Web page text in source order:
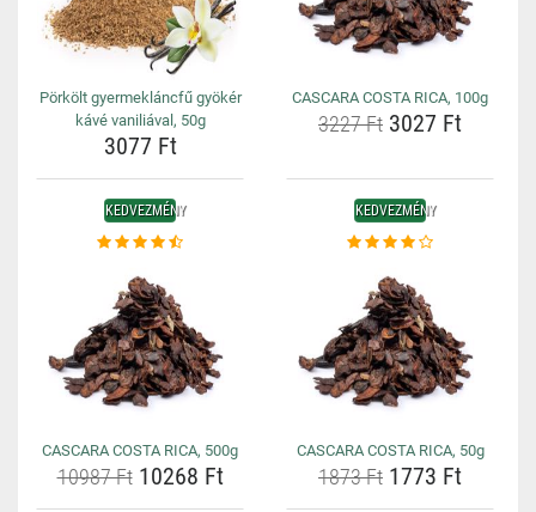
Pörkölt gyermekláncfű gyökér
kávé vaniliával, 50g
3077 Ft
CASCARA COSTA RICA, 100g
3227 Ft 3027 Ft
KEDVEZMÉNY
CASCARA COSTA RICA, 500g
10987 Ft10268 Ft
KEDVEZMÉNY
CASCARA COSTA RICA, 50g
1873 Ft 1773 Ft